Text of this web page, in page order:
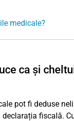
medicale?
ca și
pot fi deduse
fiscală.